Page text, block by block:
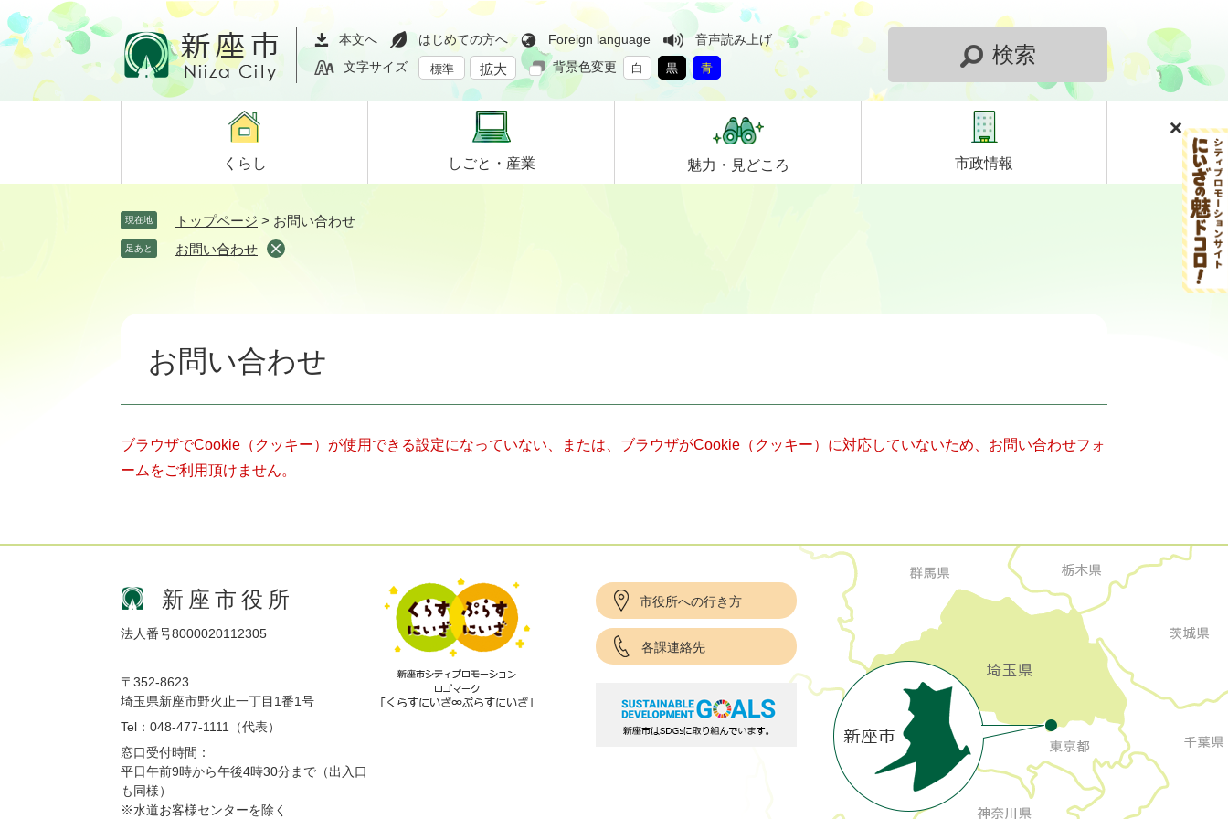
ペ
ー
ジ
メ
ニ
ュ
て
本文へ はじめての方へ Foreign language
音声読み上げ
文字サイズ
標準 拡大 背景色変更 白 黒 青
検索
くらし しごと・ 産業 魅力・ 見どころ 市政情報
現在地 トップページ > お問い合わせ
足あと お問い合わせ
お問い合わせ
ブラウザでCookie（クッキー）が使用できる設定になっていない、または、ブラウザがCookie（クッキー）に対応していないため、お問い合わせフォ
ームをご利用頂けません。
新座市役所
法人番号8000020112305
〒352-8623
埼玉県新座市野火止一丁目1番1号
Tel：048-477-1111（代表）
窓口受付時間：
平日午前9時から午後4時30分まで（出入口
も同様）
※水道お客様センターを除く
市役所への行き方
各課連絡先